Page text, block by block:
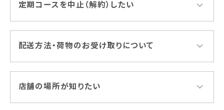
定期コースを中止（解約）したい
配送方法・荷物のお受け取りについて
店舗の場所が知りたい